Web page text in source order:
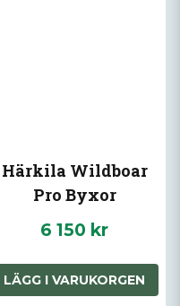
Härkila Wildboar
Pro Byxor
6 150 kr
LÄGG I VARUKORGEN